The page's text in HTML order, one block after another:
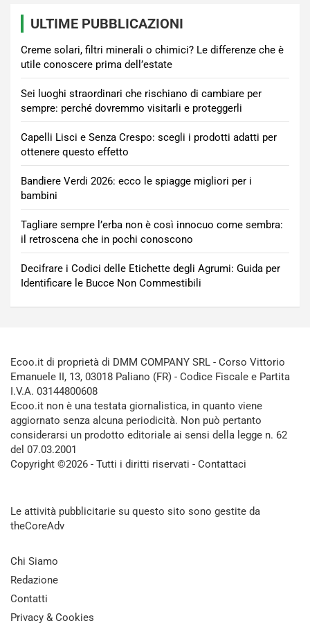
ULTIME PUBBLICAZIONI
Creme solari, filtri minerali o chimici? Le differenze che è
utile conoscere prima dell’estate
Sei luoghi straordinari che rischiano di cambiare per
sempre: perché dovremmo visitarli e proteggerli
Capelli Lisci e Senza Crespo: scegli i prodotti adatti per
ottenere questo effetto
Bandiere Verdi 2026: ecco le spiagge migliori per i
bambini
Tagliare sempre l’erba non è così innocuo come sembra:
il retroscena che in pochi conoscono
Decifrare i Codici delle Etichette degli Agrumi: Guida per
Identificare le Bucce Non Commestibili
Ecoo.it di proprietà di DMM COMPANY SRL - Corso Vittorio
Emanuele II, 13, 03018 Paliano (FR) - Codice Fiscale e Partita
I.V.A. 03144800608
Ecoo.it non è una testata giornalistica, in quanto viene
aggiornato senza alcuna periodicità. Non può pertanto
considerarsi un prodotto editoriale ai sensi della legge n. 62
del 07.03.2001
Copyright ©2026 - Tutti i diritti riservati - Contattaci
Le attività pubblicitarie su questo sito sono gestite da
theCoreAdv
Chi Siamo
Redazione
Contatti
Privacy & Cookies